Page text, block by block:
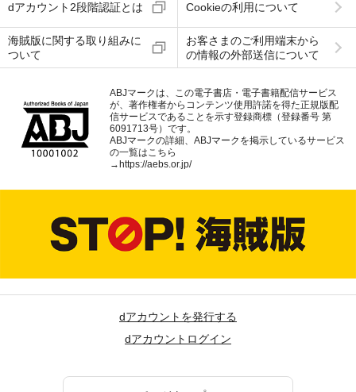
dアカウント2段階認証とは Cookieの利用について
海賊版に関する取り組みに
ついて
お客さまのご利用端末から
の情報の外部送信について
ABJマークは、この電子書店・電子書籍配信サービス
が、著作権者からコンテンツ使用許諾を得た正規版配
信サービスであることを示す登録商標（登録番号 第
6091713号）です。
ABJマークの詳細、ABJマークを掲示しているサービス
の一覧はこちら
→ https://aebs.or.jp/
dアカウントを発行する
dアカウントログイン